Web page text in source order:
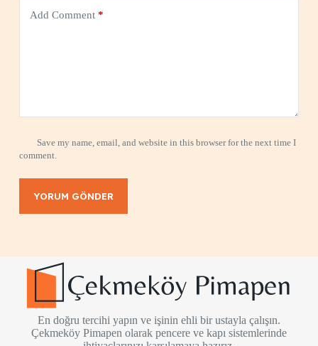
Add Comment*
Save my name, email, and website in this browser for the next time I
comment.
YORUM GÖNDER
En doğru tercihi yapın ve işinin ehli bir ustayla çalışın.
Çekmeköy Pimapen olarak pencere ve kapı sistemlerinde